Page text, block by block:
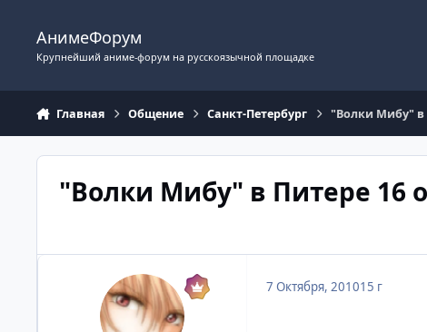
АнимеФорум
Крупнейший аниме-форум на русскоязычной площадке
Главная Общение Санкт-Петербург "Волки Мибу" в
"Волки Мибу" в Питере 16
7 Октября, 201015 г